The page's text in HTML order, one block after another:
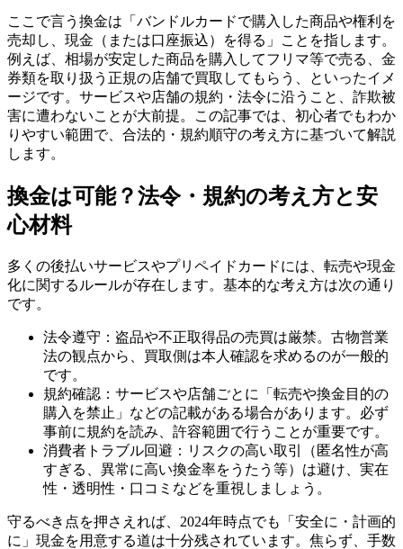
ここで言う換金は「バンドルカードで購入した商品や権利を
売却し、現金（または口座振込）を得る」ことを指します。
例えば、相場が安定した商品を購入してフリマ等で売る、金
券類を取り扱う正規の店舗で買取してもらう、といったイメ
ージです。サービスや店舗の規約・法令に沿うこと、詐欺被
害に遭わないことが大前提。この記事では、初心者でもわか
りやすい範囲で、合法的・規約順守の考え方に基づいて解説
します。
換金は可能？法令・規約の考え方と安
心材料
多くの後払いサービスやプリペイドカードには、転売や現金
化に関するルールが存在します。基本的な考え方は次の通り
です。
法令遵守：盗品や不正取得品の売買は厳禁。古物営業
法の観点から、買取側は本人確認を求めるのが一般的
です。
規約確認：サービスや店舗ごとに「転売や換金目的の
購入を禁止」などの記載がある場合があります。必ず
事前に規約を読み、許容範囲で行うことが重要です。
消費者トラブル回避：リスクの高い取引（匿名性が高
すぎる、異常に高い換金率をうたう等）は避け、実在
性・透明性・口コミなどを重視しましょう。
守るべき点を押さえれば、2024年時点でも「安全に・計画的
に」現金を用意する道は十分残されています。焦らず、手数